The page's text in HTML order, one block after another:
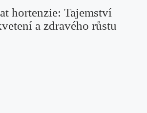
hortenzie: Tajemství
a zdravého růstu